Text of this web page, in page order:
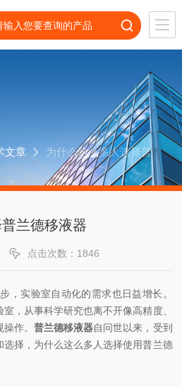
文章
为什么这么多人选择普
普兰德移液器
点击次数：1846
实验室自动化的需求也日益增长。
，从事科学研究也离不开像高精度、
操作。普兰德移液器自问世以来，受到
择，为什么这么多人选择使用普兰德